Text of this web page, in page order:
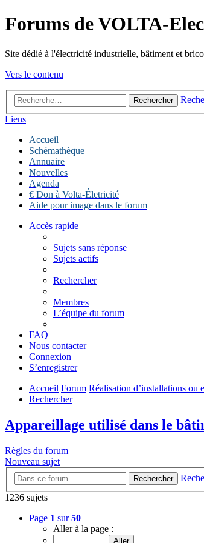
Forums de VOLTA-
Site dédié à l'électricité industrielle, bâtiment et
Vers le contenu
Rechercher
Liens
Accueil
Schémathèque
Annuaire
Nouvelles
Agenda
€ Don à Volta-Életricité
Aide pour image dans le forum
Accès rapide
Sujets sans réponse
Sujets actifs
Rechercher
Membres
L’équipe du forum
FAQ
Nous contacter
Connexion
S’enregistrer
Accueil Forum Réalisation d’installations ou
Rechercher
Appareillage utilisé dans le
Règles du forum
Nouveau sujet
Rechercher
1236 sujets
Page 1 sur50
Aller à la page :